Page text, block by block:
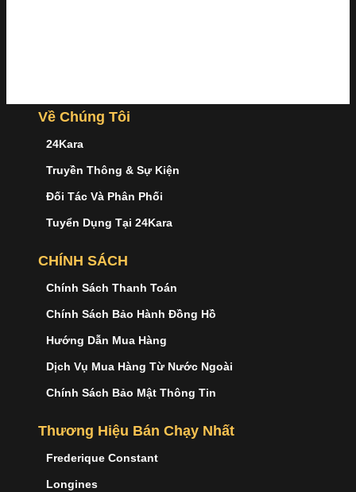
Về Chúng Tôi
24Kara
Truyền Thông & Sự Kiện
Đối Tác Và Phân Phối
Tuyển Dụng Tại 24Kara
CHÍNH SÁCH
Chính Sách Thanh Toán
Chính Sách Bảo Hành Đồng Hồ
Hướng Dẫn Mua Hàng
Dịch Vụ Mua Hàng Từ Nước Ngoài
Chính Sách Bảo Mật Thông Tin
Thương Hiệu Bán Chạy Nhất
Frederique Constant
Longines